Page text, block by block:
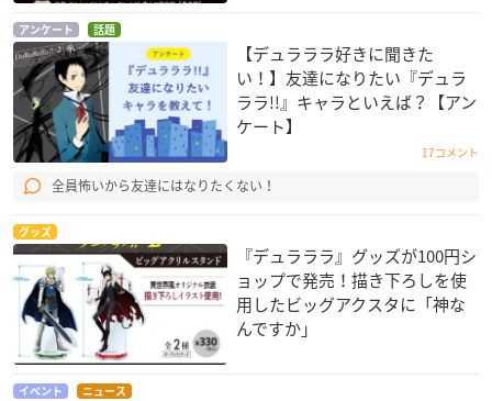
アンケート 話題
【デュラララ好きに聞きた
い！】友達になりたい『デュラ
ララ!!』キャラといえば？【アン
ケート】
17コメント
全員怖いから友達にはなりたくない！
グッズ
『デュラララ』グッズが100円シ
ョップで発売！描き下ろしを使
用したビッグアクスタに「神な
んですか」
イベント ニュース